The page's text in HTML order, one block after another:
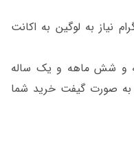
نیاز به لوگین به اکانت
و شش ماهه و یک ساله
به صورت گیفت خرید شما